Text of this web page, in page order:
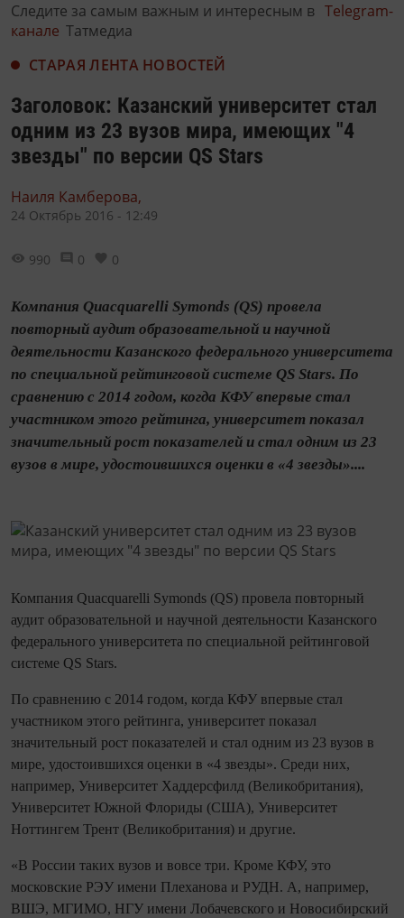
Следите за самым важным и интересным в Telegram-
канале Татмедиа
СТАРАЯ ЛЕНТА НОВОСТЕЙ
Заголовок: Казанский университет стал
одним из 23 вузов мира, имеющих "4
звезды" по версии QS Stars
Наиля Камберова,
24 Октябрь 2016 - 12:49
990 0 0
Компания Quacquarelli Symonds (QS) провела
повторный аудит образовательной и научной
деятельности Казанского федерального университета
по специальной рейтинговой системе QS Stars. По
сравнению с 2014 годом, когда КФУ впервые стал
участником этого рейтинга, университет показал
значительный рост показателей и стал одним из 23
вузов в мире, удостоившихся оценки в «4 звезды»....
Компания Quacquarelli Symonds (QS) провела повторный
аудит образовательной и научной деятельности Казанского
федерального университета по специальной рейтинговой
системе QS Stars.
По сравнению с 2014 годом, когда КФУ впервые стал
участником этого рейтинга, университет показал
значительный рост показателей и стал одним из 23 вузов в
мире, удостоившихся оценки в «4 звезды». Среди них,
например, Университет Хаддерсфилд (Великобритания),
Университет Южной Флориды (США), Университет
Ноттингем Трент (Великобритания) и другие.
«В России таких вузов и вовсе три. Кроме КФУ, это
московские РЭУ имени Плеханова и РУДН. А, например,
ВШЭ, МГИМО, НГУ имени Лобачевского и Новосибирский